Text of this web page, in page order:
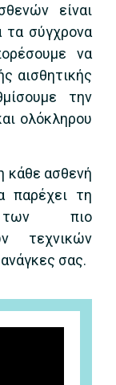
είναι
τα σύγχρονα
να
αισθητικής
την
ολόκληρου
κάθε ασθενή
παρέχει τη
των πιο
τεχνικών
σας.